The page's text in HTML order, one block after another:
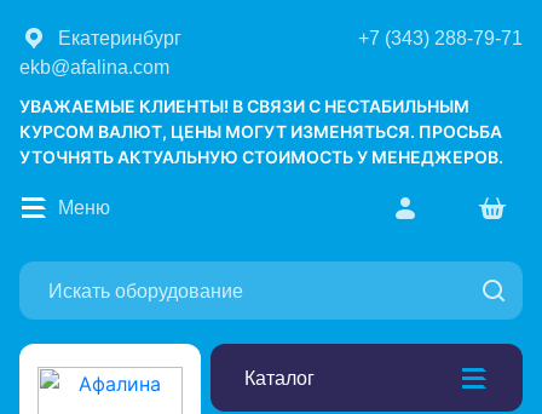
Екатеринбург
+7 (343) 288-79-71
ekb@afalina.com
УВАЖАЕМЫЕ КЛИЕНТЫ! В СВЯЗИ С НЕСТАБИЛЬНЫМ
КУРСОМ ВАЛЮТ, ЦЕНЫ МОГУТ ИЗМЕНЯТЬСЯ. ПРОСЬБА
УТОЧНЯТЬ АКТУАЛЬНУЮ СТОИМОСТЬ У МЕНЕДЖЕРОВ.
Каталог
Меню